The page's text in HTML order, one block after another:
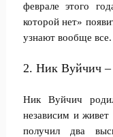
феврале этого
которой нет»
узнают вообще все.
2. Ник Вуйчич –
Ник Вуйчич
независим и
получил два